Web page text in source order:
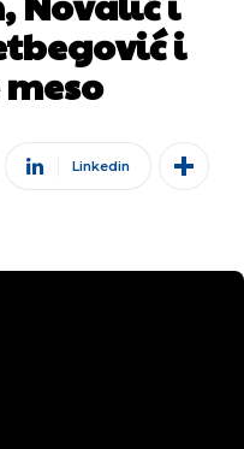
i
Linkedin